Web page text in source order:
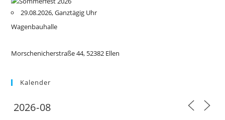
29.08.2026, Ganztägig Uhr
Wagenbauhalle
Morschenicherstraße 44, 52382 Ellen
Kalender